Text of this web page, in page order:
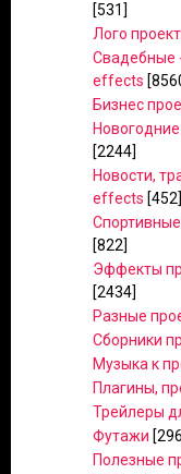
[531]
Лого
Свадебные
effects
Бизнес
[2244]
Новости,
effects [452]
[822]
Эффекты
[2434]
Разные
Сборники
Музыка к
Плагины,
Трейлеры
Футажи
Полезные